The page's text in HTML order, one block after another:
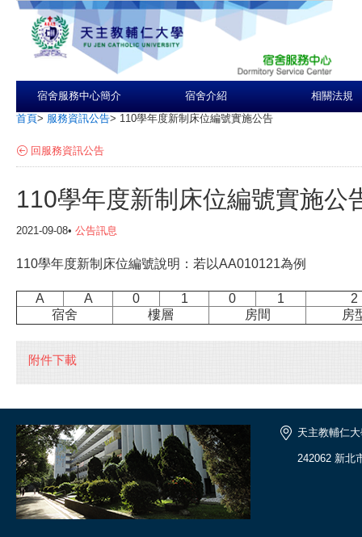
宿舍服務中心簡介 宿舍介紹 相關法規
首頁> 服務資訊公告> 110學年度新制床位編號實施公告
回服務資訊公告
110學年度新制床位編號實施公
2021-09-08• 公告訊息
110學年度新制床位編號說明：若以AA010121為例
A A 0 1 0 1
2
宿舍
樓層 房間 房
附件下載
天主教輔仁
242062 新北